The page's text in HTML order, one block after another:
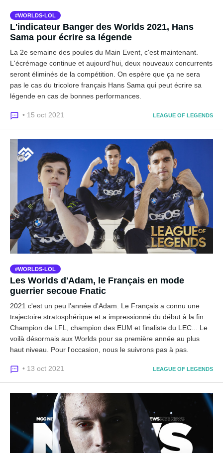
WORLDS-LOL
L'indicateur Banger des Worlds 2021, Hans
Sama pour écrire sa légende
La 2e semaine des poules du Main Event, c'est maintenant.
L'écrémage continue et aujourd'hui, deux nouveaux concurrents
seront éliminés de la compétition. On espère que ça ne sera
pas le cas du tricolore français Hans Sama qui peut écrire sa
légende en cas de bonnes performances.
• 15 oct 2021 LEAGUE OF LEGENDS
WORLDS-LOL
Les Worlds d'Adam, le Français en mode
guerrier secoue Fnatic
2021 c'est un peu l'année d'Adam. Le Français a connu une
trajectoire stratosphérique et a impressionné du début à la fin.
Champion de LFL, champion des EUM et finaliste du LEC... Le
voilà désormais aux Worlds pour sa première année au plus
haut niveau. Pour l'occasion, nous le suivrons pas à pas.
• 13 oct 2021 LEAGUE OF LEGENDS